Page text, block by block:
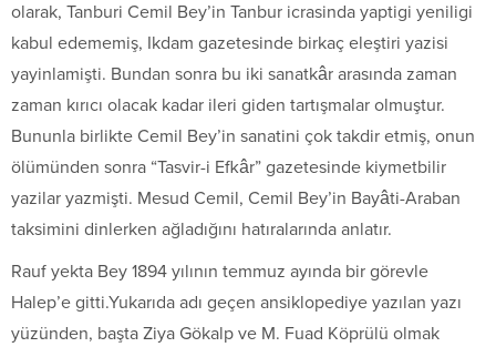
olarak, Tanburi Cemil Bey’in Tanbur icrasinda yaptigi yeniligi
kabul edememiş, Ikdam gazetesinde birkaç eleştiri yazisi
yayinlamişti. Bundan sonra bu iki sanatkâr arasında zaman
zaman kırıcı olacak kadar ileri giden tartışmalar olmuştur.
Bununla birlikte Cemil Bey’in sanatini çok takdir etmiş, onun
ölümünden sonra “Tasvir-i Efkâr” gazetesinde kiymetbilir
yazilar yazmişti. Mesud Cemil, Cemil Bey’in Bayâti-Araban
taksimini dinlerken ağladığını hatıralarında anlatır.
Rauf yekta Bey 1894 yılının temmuz ayında bir görevle
Halep’e gitti.Yukarıda adı geçen ansiklopediye yazılan yazı
yüzünden, başta Ziya Gökalp ve M. Fuad Köprülü olmak